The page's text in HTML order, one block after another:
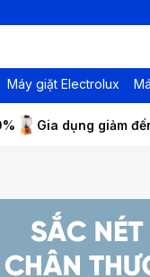
Máy giặt Electrolux
Gia dụng giảm